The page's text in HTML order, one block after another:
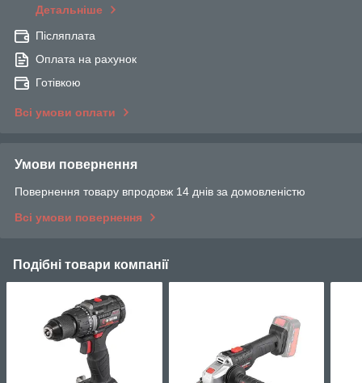
Детальніше
Післяплата
Оплата на рахунок
Готівкою
Всі умови оплати
Умови повернення
Повернення товару впродовж 14 днів за домовленістю
Всі умови повернення
Подібні товари компанії